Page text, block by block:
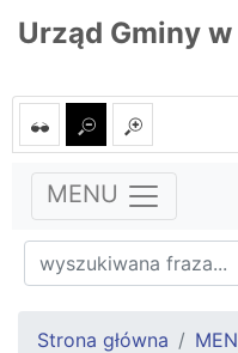
Urząd Gminy
MENU
Strona główna